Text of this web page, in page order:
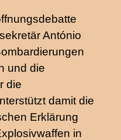
António
und die
die
damit die
Erklärung
in